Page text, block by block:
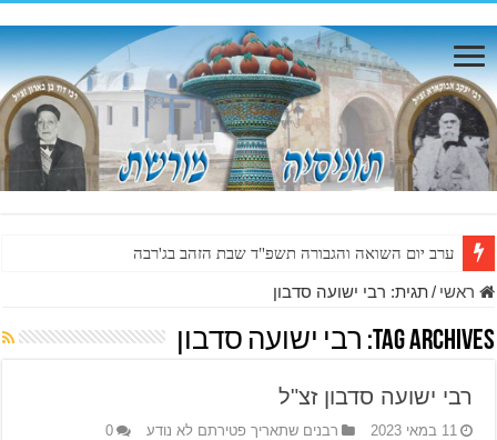
ערב יום השואה והגבורה תשפ"ד שבת הזהב בג'רבה
ראשי /תגית: רבי ישועה סדבון
Tag Archives: רבי ישועה סדבון
רבי ישועה סדבון זצ"ל
11 במאי 2023 רבנים שתאריך פטירתם לא נודע 0